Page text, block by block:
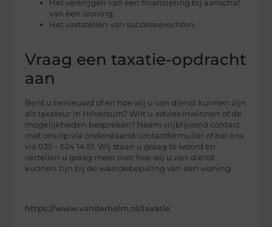
Het verkrijgen van een financiering bij aanschaf
van een woning;
Het vaststellen van successierechten.
Vraag een taxatie-opdracht
aan
Bent u benieuwd of en hoe wij u van dienst kunnen zijn
als taxateur in Hilversum? Wilt u advies inwinnen of de
mogelijkheden bespreken? Neem vrijblijvend contact
met ons op via onderstaand contactformulier of bel ons
via 035 – 624 14 51. Wij staan u graag te woord en
vertellen u graag meer over hoe wij u van dienst
kunnen zijn bij de waardebepaling van een woning.
https://www.vanderhelm.nl/taxatie